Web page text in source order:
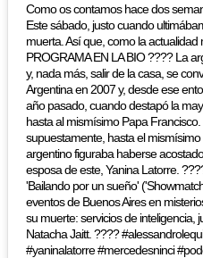
Como os contamos hace dos
Este sábado, justo cuando
muerta. Así que, como la actualidad
PROGRAMA EN LA BIO ???? La
y, nada más, salir de la casa, se
Argentina en 2007 y, desde ese
año pasado, cuando destapó la
hasta al mismísimo Papa
supuestamente, hasta el
argentino figuraba haberse
esposa de este, Yanina Latorre.
'Bailando por un sueño'
eventos de Buenos Aires en
su muerte: servicios de inteligencia,
Natacha Jaitt. ????
#yaninalatorre #mercedesninci